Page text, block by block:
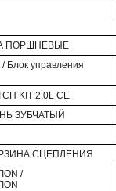
ПОРШНЕВЫЕ
Блок управления
KIT 2,0L CE
ЗУБЧАТЫЙ
СЦЕПЛЕНИЯ
/